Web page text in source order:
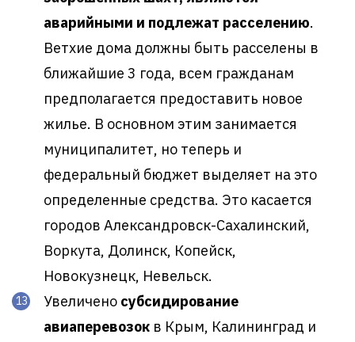
аварийными и подлежат расселению.
Ветхие дома должны быть расселены в
ближайшие 3 года, всем гражданам
предполагается предоставить новое
жилье. В основном этим занимается
муниципалитет, но теперь и
федеральный бюджет выделяет на это
определенные средства. Это касается
городов Александровск-Сахалинский,
Воркута, Долинск, Копейск,
Новокузнецк, Невельск.
Увеличено субсидирование
авиаперевозок в Крым, Калининград и